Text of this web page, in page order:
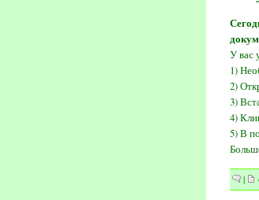
У вас
1)
2)
3)
4)
5) В
|